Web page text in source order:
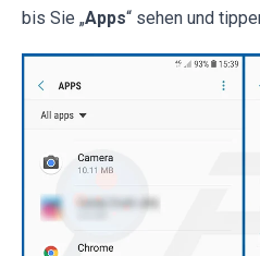
bis Sie „Apps“ sehen und